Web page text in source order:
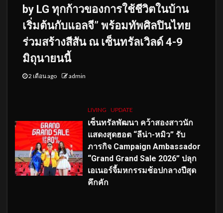
by LG ทุกก้าวของการใช้ชีวิตในบ้าน
เริ่มต้นกับแอลจี” พร้อมทัพศิลปินไทย
ร่วมสร้างสีสัน ณ เซ็นทรัลเวิลด์ 4-9
มิถุนายนนี้
2 เดือน ago admin
LIVING UPDATE
เซ็นทรัลพัฒนา คว้าสองสาวนัก
แสดงสุดฮอต “ลีน่า-หมิว” รับ
ภารกิจ Campaign Ambassador
“Grand Grand Sale 2026” ปลุก
เอเนอร์จี้มหกรรมช้อปกลางปีสุด
คึกคัก